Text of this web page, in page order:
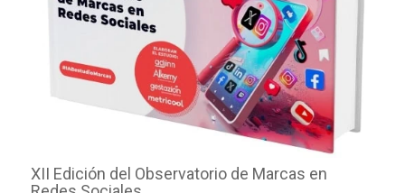
XII Edición del Observatorio de Marcas en